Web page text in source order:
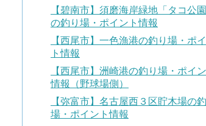
【碧南市】須磨海岸緑地「タコ公園
の釣り場・ポイント情報
【西尾市】一色漁港の釣り場・ポ
ト情報
【西尾市】洲崎港の釣り場・ポイ
情報（野球場側）
【弥富市】名古屋西３区貯木場の
場・ポイント情報